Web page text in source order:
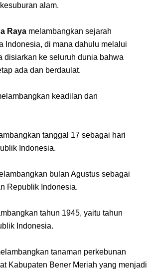
alam.
Raya melambangkan sejarah
Indonesia, di mana dahulu melalui
disiarkan ke seluruh dunia bahwa
ada dan berdaulat.
keadilan dan
tanggal 17 sebagai hari
Indonesia.
bulan Agustus sebagai
Republik Indonesia.
tahun 1945, yaitu tahun
Indonesia.
tanaman perkebunan
Kabupaten Bener Meriah yang menjadi